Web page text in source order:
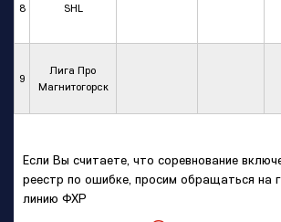
8 SHL
9
Лига Про
Магнитогорск
Если Вы считаете, что соревнование
реестр по ошибке, просим обращаться на
линию ФХР